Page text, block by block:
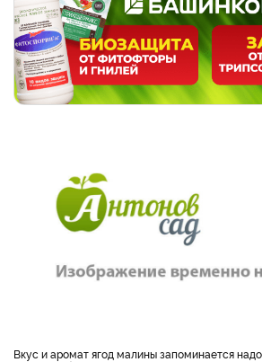
Вкус и аромат ягод малины запоминается надолго – стоит лишь один